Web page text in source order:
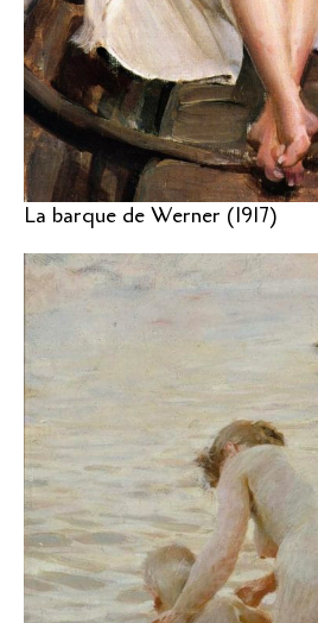
La barque de Werner (1917)